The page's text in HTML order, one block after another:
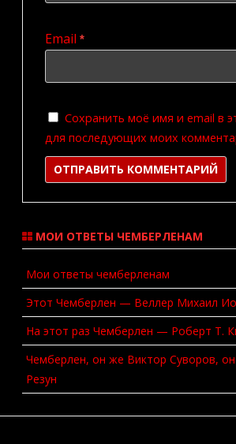
Email *
Сохранить моё имя и email в
для последующих моих
МОИ ОТВЕТЫ ЧЕМБЕРЛЕНАМ
Мои ответы чемберленам
Этот Чемберлен — Веллер Михаил
На этот раз Чемберлен — Роберт Т.
Чемберлен, он же Виктор Суворов,
Резун